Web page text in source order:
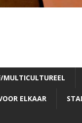
MULTICULTUREEL
ELKAAR